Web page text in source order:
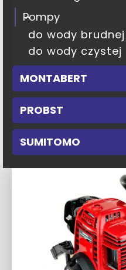
Pompy
do wody brudnej
do wody czystej
MONTABERT
PROBST
SUMITOMO